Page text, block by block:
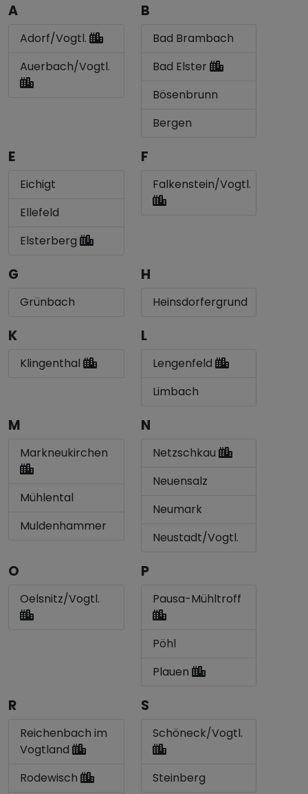
A
Adorf/Vogtl.
Auerbach/Vogtl.
B
Bad Brambach
Bad Elster
Bösenbrunn
Bergen
E
Eichigt
Ellefeld
Elsterberg
F
Falkenstein/Vogtl.
G
Grünbach
H
Heinsdorfergrund
K
Klingenthal
L
Lengenfeld
Limbach
M
Markneukirchen
Mühlental
Muldenhammer
N
Netzschkau
Neuensalz
Neumark
Neustadt/Vogtl.
O
Oelsnitz/Vogtl.
P
Pausa-Mühltroff
Pöhl
Plauen
R
Reichenbach im
Vogtland
Rodewisch
S
Schöneck/Vogtl.
Steinberg